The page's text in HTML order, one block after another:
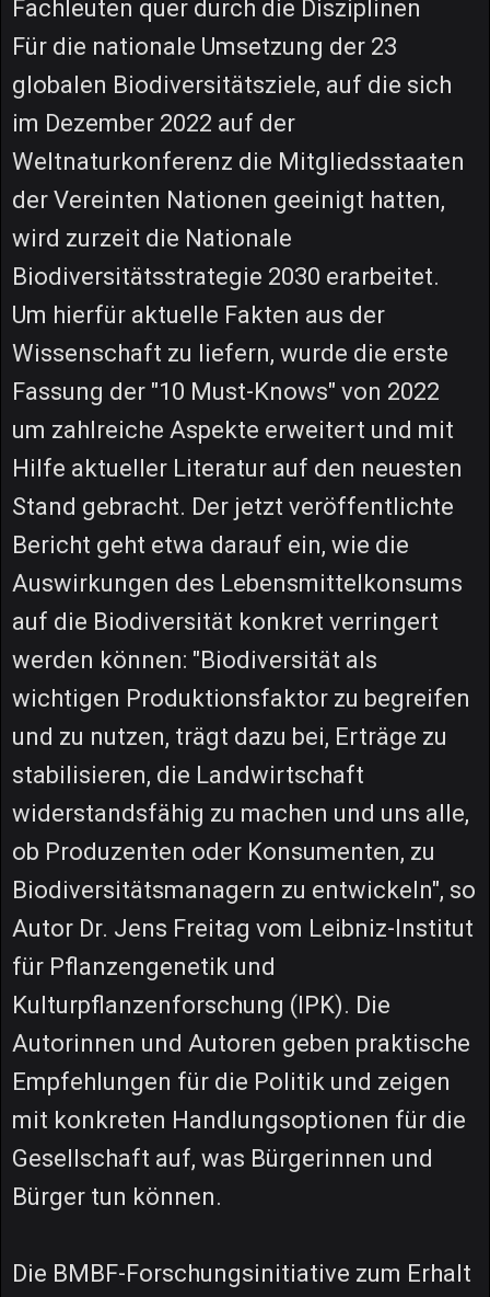
Fachleuten quer durch die Disziplinen
Für die nationale Umsetzung der 23
globalen Biodiversitätsziele, auf die sich
im Dezember 2022 auf der
Weltnaturkonferenz die Mitgliedsstaaten
der Vereinten Nationen geeinigt hatten,
wird zurzeit die Nationale
Biodiversitätsstrategie 2030 erarbeitet.
Um hierfür aktuelle Fakten aus der
Wissenschaft zu liefern, wurde die erste
Fassung der "10 Must-Knows" von 2022
um zahlreiche Aspekte erweitert und mit
Hilfe aktueller Literatur auf den neuesten
Stand gebracht. Der jetzt veröffentlichte
Bericht geht etwa darauf ein, wie die
Auswirkungen des Lebensmittelkonsums
auf die Biodiversität konkret verringert
werden können: "Biodiversität als
wichtigen Produktionsfaktor zu begreifen
und zu nutzen, trägt dazu bei, Erträge zu
stabilisieren, die Landwirtschaft
widerstandsfähig zu machen und uns alle,
ob Produzenten oder Konsumenten, zu
Biodiversitätsmanagern zu entwickeln", so
Autor Dr. Jens Freitag vom Leibniz-Institut
für Pflanzengenetik und
Kulturpflanzenforschung (IPK). Die
Autorinnen und Autoren geben praktische
Empfehlungen für die Politik und zeigen
mit konkreten Handlungsoptionen für die
Gesellschaft auf, was Bürgerinnen und
Bürger tun können.
Die BMBF-Forschungsinitiative zum Erhalt